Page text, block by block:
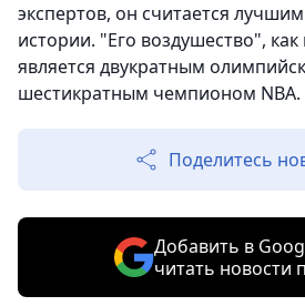
экспертов, он считается
истории. "Его воздушество",
является двукратным
шестикратным чемпионом NBA.
Поделитесь
Добавить в
читать новости